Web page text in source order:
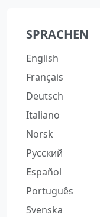
SPRACHEN
English
Français
Deutsch
Italiano
Norsk
Русский
Español
Português
Svenska